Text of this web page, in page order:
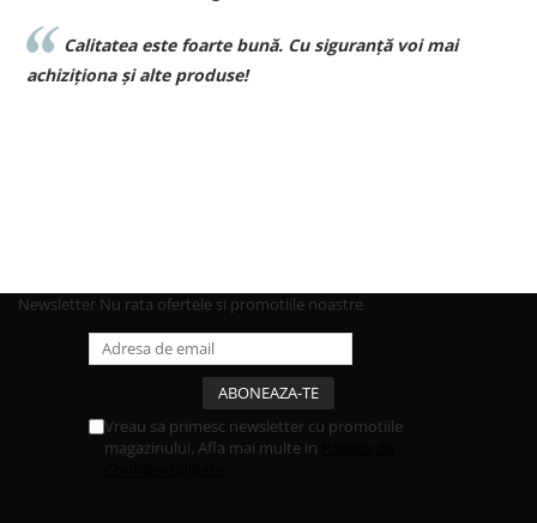
Calitatea este foarte bună. Cu siguranță voi mai
achiziționa și alte produse!
Newsletter Nu rata ofertele si promotiile noastre
Vreau sa primesc newsletter cu promotiile
magazinului. Afla mai multe in